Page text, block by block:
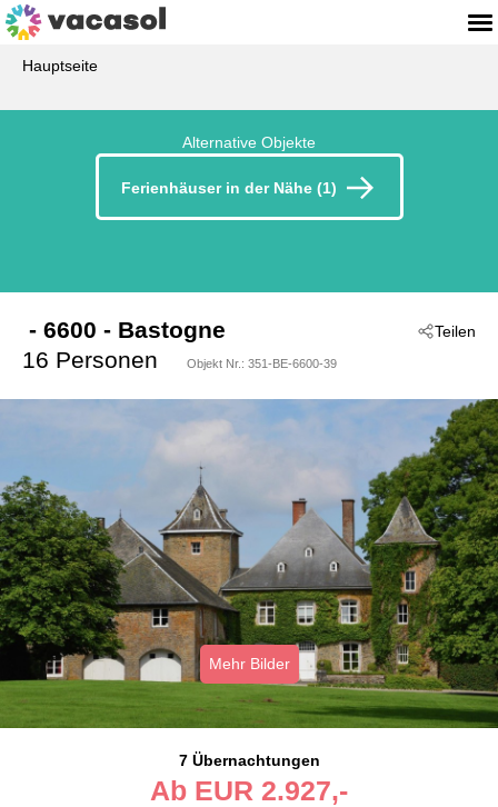
Hauptseite
Alternative Objekte
Ferienhäuser in der Nähe (1)
Teilen
- 6600 - Bastogne
16 Personen
Objekt Nr.: 351-BE-6600-39
Mehr Bilder
7 Übernachtungen
Ab EUR 2.927,-